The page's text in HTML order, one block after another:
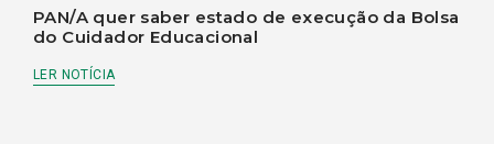
PAN/A quer saber estado de execução da Bolsa
do Cuidador Educacional
LER NOTÍCIA